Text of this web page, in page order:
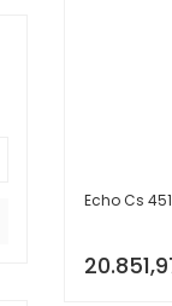
Echo Cs